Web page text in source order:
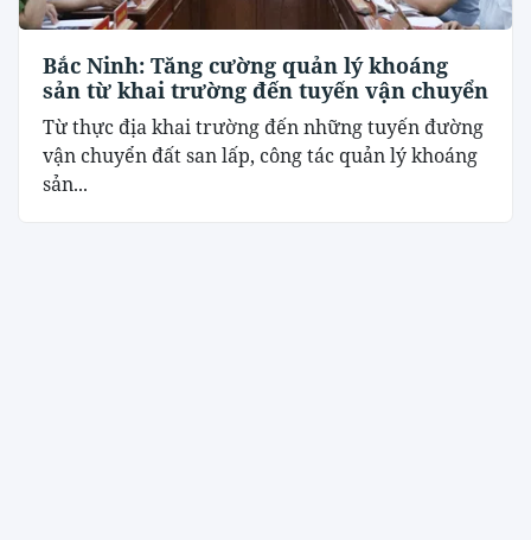
Bắc Ninh: Tăng cường quản lý khoáng
sản từ khai trường đến tuyến vận chuyển
Từ thực địa khai trường đến những tuyến đường
vận chuyển đất san lấp, công tác quản lý khoáng
sản...